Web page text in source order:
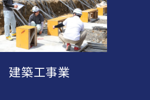
建築工事業